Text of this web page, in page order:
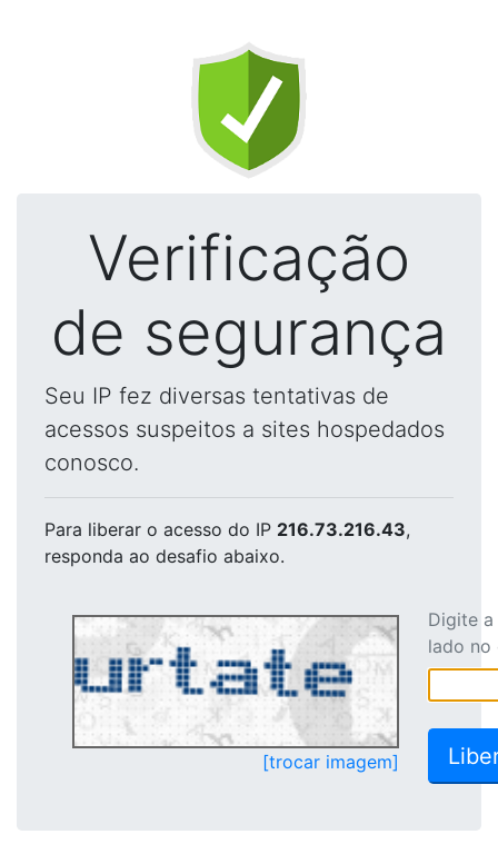
Verificação
de segurança
Seu IP fez diversas tentativas de
acessos suspeitos a sites hospedados
conosco.
Para liberar o acesso do IP 216.73.216.43,
responda ao desafio abaixo.
[trocar imagem]
Digite
lado no